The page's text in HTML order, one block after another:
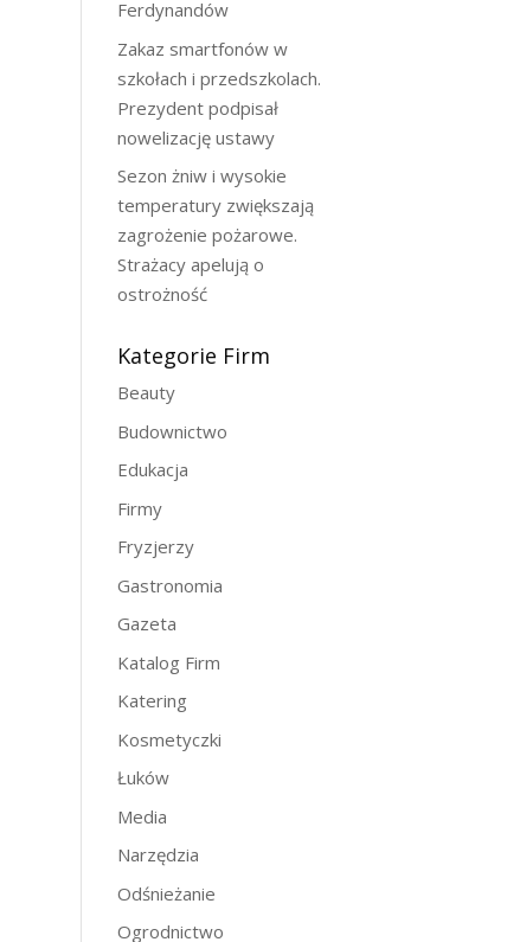
Ferdynandów
Zakaz smartfonów w
szkołach i przedszkolach.
Prezydent podpisał
nowelizację ustawy
Sezon żniw i wysokie
temperatury zwiększają
zagrożenie pożarowe.
Strażacy apelują o
ostrożność
Kategorie Firm
Beauty
Budownictwo
Edukacja
Firmy
Fryzjerzy
Gastronomia
Gazeta
Katalog Firm
Katering
Kosmetyczki
Łuków
Media
Narzędzia
Odśnieżanie
Ogrodnictwo